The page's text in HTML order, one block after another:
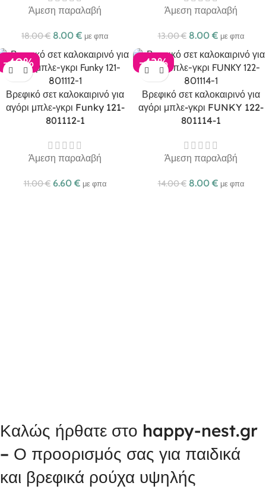
Άμεση παραλαβή
18.00€ 8.00 € με φπα
Άμεση παραλαβή
13.00€ 8.00 € με φπα
-40%
Βρεφικό σετ καλοκαιρινό για
αγόρι μπλε-γκρι Funky 121-
801112-1
Άμεση παραλαβή
11.00€ 6.60 € με φπα
-43%
Βρεφικό σετ καλοκαιρινό για
αγόρι μπλε-γκρι FUNKY 122-
801114-1
Άμεση παραλαβή
14.00€ 8.00 € με φπα
Καλώς ήρθατε στο happy-nest.gr
– Ο προορισμός σας για παιδικά
και βρεφικά ρούχα υψηλής